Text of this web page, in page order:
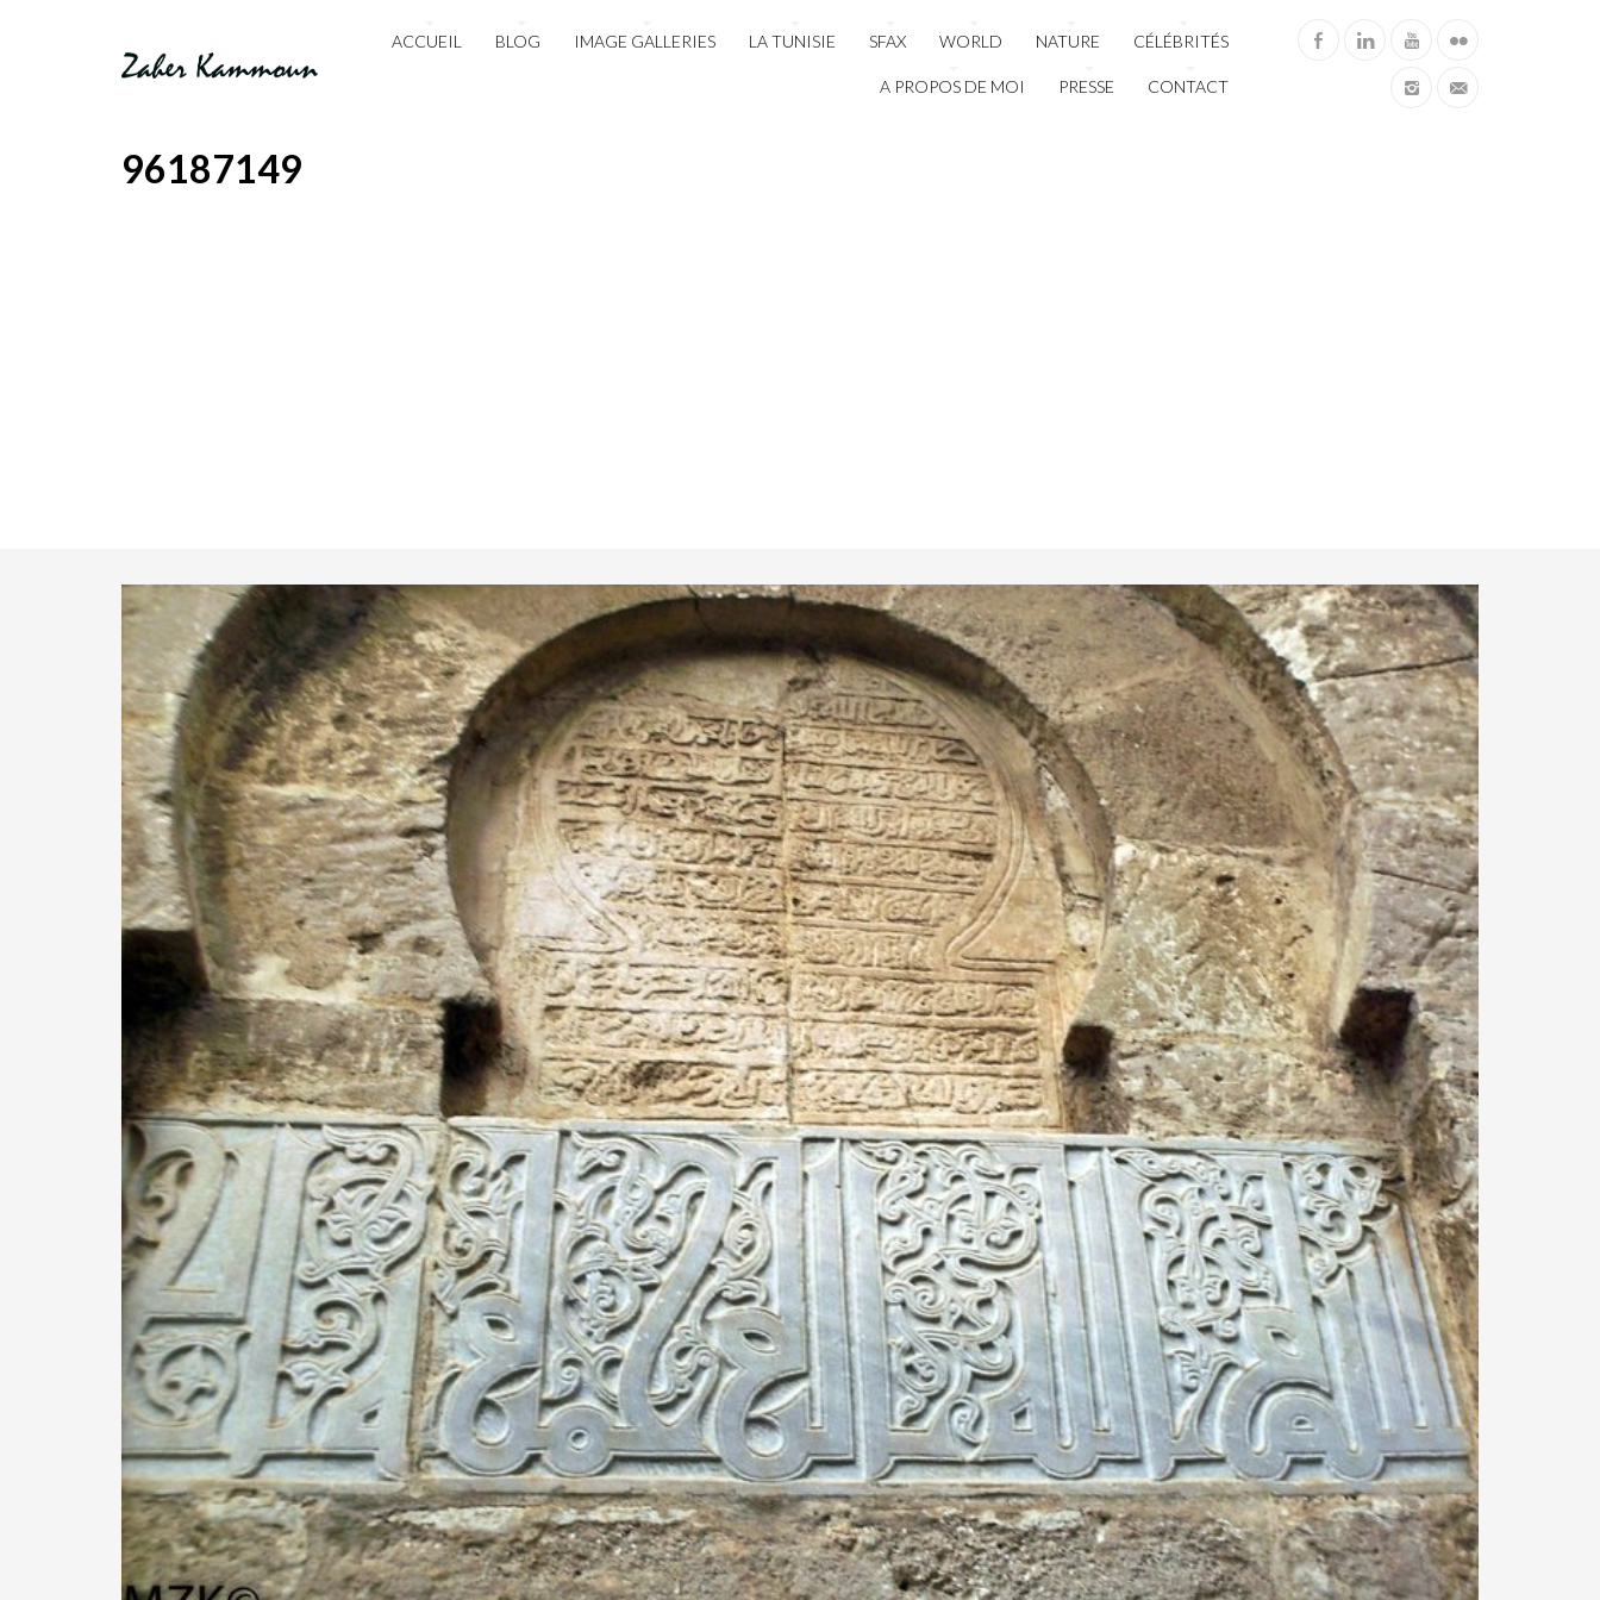
ACCUEIL BLOG IMAGE GALLERIES LA TUNISIE SFAX WORLD NATURE CÉLÉBRITÉS
A PROPOS DE MOI PRESSE CONTACT
96187149